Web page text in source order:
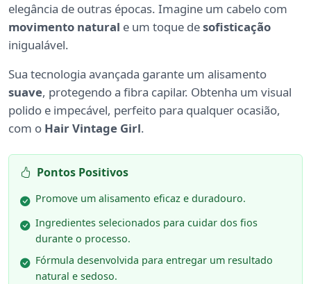
elegância de outras épocas. Imagine um cabelo com
movimento natural e um toque desofisticação
inigualável.
Sua tecnologia avançada garante um alisamento
suave, protegendo a fibra capilar. Obtenha um visual
polido e impecável, perfeito para qualquer ocasião,
com o Hair Vintage Girl.
Pontos Positivos
Promove um alisamento eficaz e duradouro.
Ingredientes selecionados para cuidar dos fios
durante o processo.
Fórmula desenvolvida para entregar um resultado
natural e sedoso.